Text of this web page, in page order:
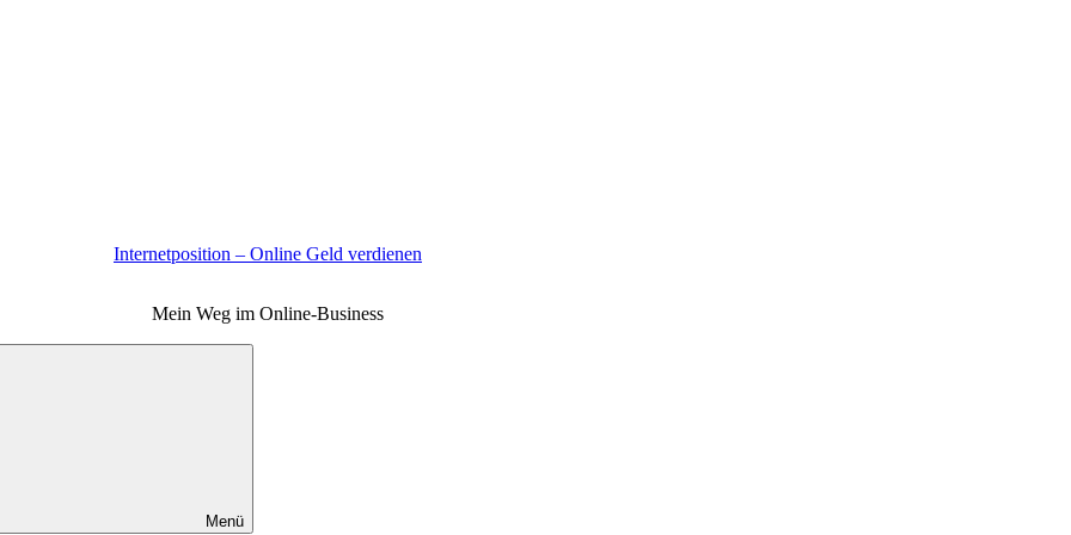
Internetposition – Online Geld verdienen
Mein Weg im Online-Business
Menü